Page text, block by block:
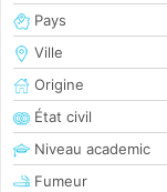
Pays
Ville
Origine
État civil
Niveau academic
Fumeur